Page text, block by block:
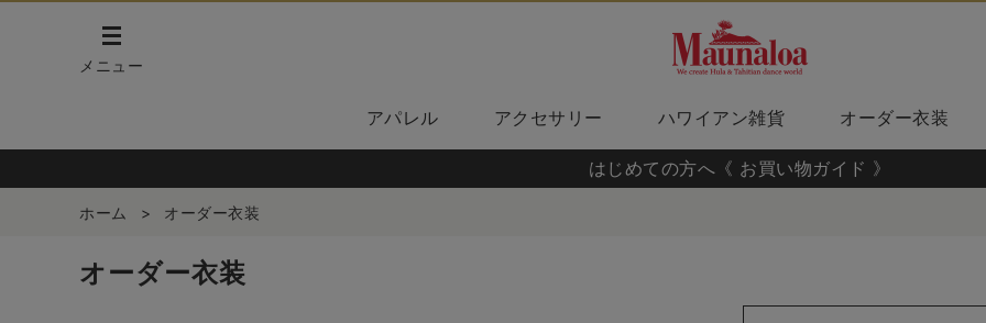
メニュー
アパレル アクセサリー ハワイアン雑貨 オーダー衣装
はじめての方へ《 お買い物ガイド 》
ホーム > オーダー衣装
オーダー衣装